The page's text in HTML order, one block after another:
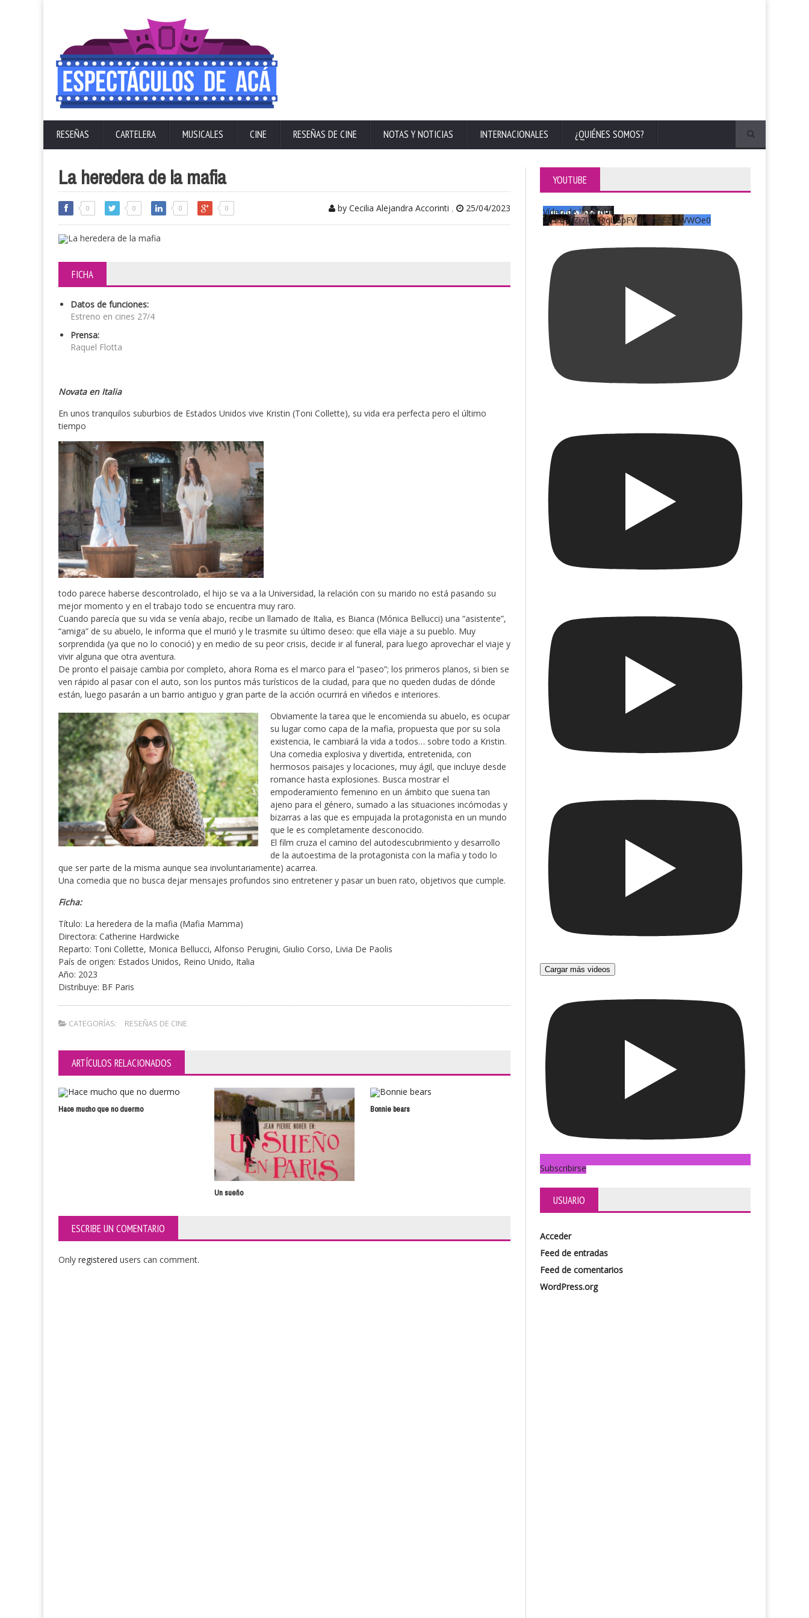
RESEÑAS CARTELERA MUSICALES CINE RESEÑAS DE CINE NOTAS Y NOTICIAS INTERNACIONALES ¿QUIÉNES SOMOS?
La heredera de la mafia
0 0 0 0 by Cecilia Alejandra Accorinti , 25/04/2023
FICHA
Datos de funciones:
Estreno en cines 27/4
Prensa:
Raquel Flotta
Novata en Italia
En unos tranquilos suburbios de Estados Unidos vive Kristin (Toni Collette), su vida era perfecta pero el último
tiempo
todo parece haberse descontrolado, el hijo se va a la Universidad, la relación con su marido no está pasando su
mejor momento y en el trabajo todo se encuentra muy raro.
Cuando parecía que su vida se venía abajo, recibe un llamado de Italia, es Bianca (Mónica Bellucci) una “asistente”,
“amiga” de su abuelo, le informa que el murió y le trasmite su último deseo: que ella viaje a su pueblo. Muy
sorprendida (ya que no lo conoció) y en medio de su peor crisis, decide ir al funeral, para luego aprovechar el viaje y
vivir alguna que otra aventura.
De pronto el paisaje cambia por completo, ahora Roma es el marco para el “paseo”; los primeros planos, si bien se
ven rápido al pasar con el auto, son los puntos más turísticos de la ciudad, para que no queden dudas de dónde
están, luego pasarán a un barrio antiguo y gran parte de la acción ocurrirá en viñedos e interiores.
Obviamente la tarea que le encomienda su abuelo, es ocupar
su lugar como capa de la mafia, propuesta que por su sola
existencia, le cambiará la vida a todos… sobre todo a Kristin.
Una comedia explosiva y divertida, entretenida, con
hermosos paisajes y locaciones, muy ágil, que incluye desde
romance hasta explosiones. Busca mostrar el
empoderamiento femenino en un ámbito que suena tan
ajeno para el género, sumado a las situaciones incómodas y
bizarras a las que es empujada la protagonista en un mundo
que le es completamente desconocido.
El film cruza el camino del autodescubrimiento y desarrollo
de la autoestima de la protagonista con la mafia y todo lo
que ser parte de la misma aunque sea involuntariamente) acarrea.
Una comedia que no busca dejar mensajes profundos sino entretener y pasar un buen rato, objetivos que cumple.
Ficha:
Título: La heredera de la mafia (Mafia Mamma)
Directora: Catherine Hardwicke
Reparto: Toni Collette, Monica Bellucci, Alfonso Perugini, Giulio Corso, Livia De Paolis
País de origen: Estados Unidos, Reino Unido, Italia
Año: 2023
Distribuye: BF Paris
CATEGORÍAS: RESEÑAS DE CINE
ARTÍCULOS RELACIONADOS
Hace mucho que no duermo
Un sueño
Bonnie bears El triángulo de la tristeza
ESCRIBE UN COMENTARIO
Only registered users can comment.
YOUTUBE
Vídeo de YouTube
UCKqYjiZi7lzy6gqU6pFVFiA_A3EZ9JWWOe0
Cargar más videos
Subscribirse
USUARIO
Acceder
Feed de entradas
Feed de comentarios
WordPress.org